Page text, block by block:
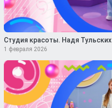
Студия красоты. Надя Тульских
1 февраля 2026